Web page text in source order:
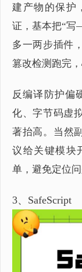
建产物的保护
证，基本把“
多一两步插件
篡改检测跑完，
反编译防护偏
化、字节码虚
著抬高。当然
议给关键模块
单，避免定位问
3、SafeScript